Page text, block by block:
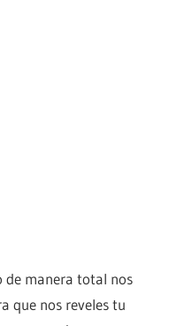
de manera total nos
que nos reveles tu